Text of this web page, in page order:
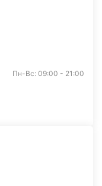
Пн-Вс: 09:00 - 21:00